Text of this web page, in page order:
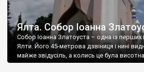
Ялта. Собор Іоанна
Собор Іоанна Златоуста – одна із
Ялти. Його 45-метрова дзвіниця і нині
майже звідусіль, а колись це була